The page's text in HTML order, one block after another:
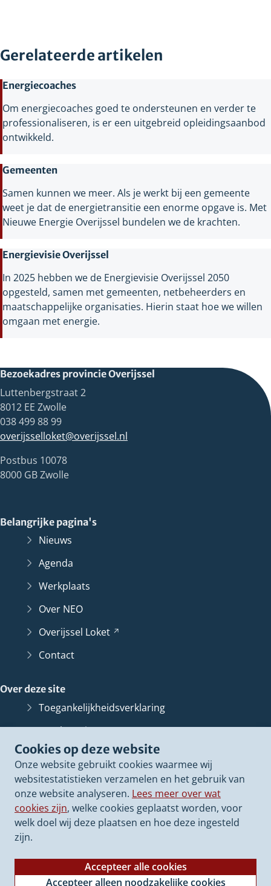
Cookies op deze website
Onze website gebruikt cookies waarmee wij
websitestatistieken verzamelen en het gebruik van
onze website analyseren. Lees meer over wat
cookies zijn, welke cookies geplaatst worden, voor
welk doel wij deze plaatsen en hoe deze ingesteld
zijn.
Accepteer alle cookies
Accepteer alleen noodzakelijke cookies
Gerelateerde artikelen
Energiecoaches
Om energiecoaches goed te ondersteunen en verder te
professionaliseren, is er een uitgebreid opleidingsaanbod
ontwikkeld.
Gemeenten
Samen kunnen we meer. Als je werkt bij een gemeente
weet je dat de energietransitie een enorme opgave is. Met
Nieuwe Energie Overijssel bundelen we de krachten.
Energievisie Overijssel
In 2025 hebben we de Energievisie Overijssel 2050
opgesteld, samen met gemeenten, netbeheerders en
maatschappelijke organisaties. Hierin staat hoe we willen
omgaan met energie.
Bezoekadres provincie Overijssel
Luttenbergstraat 2
8012 EE Zwolle
038 499 88 99
overijsselloket@overijssel.nl
Postbus 10078
8000 GB Zwolle
Belangrijke pagina's
Nieuws
Agenda
Werkplaats
Over NEO
Overijssel Loket
Contact
Over deze site
Toegankelijkheidsverklaring
Bescherming persoonsgegevens
Informatiebeveiliging
Proclaimer
Cookieverklaring
Archief van dezewebsite
(Verwijst
andere
website)